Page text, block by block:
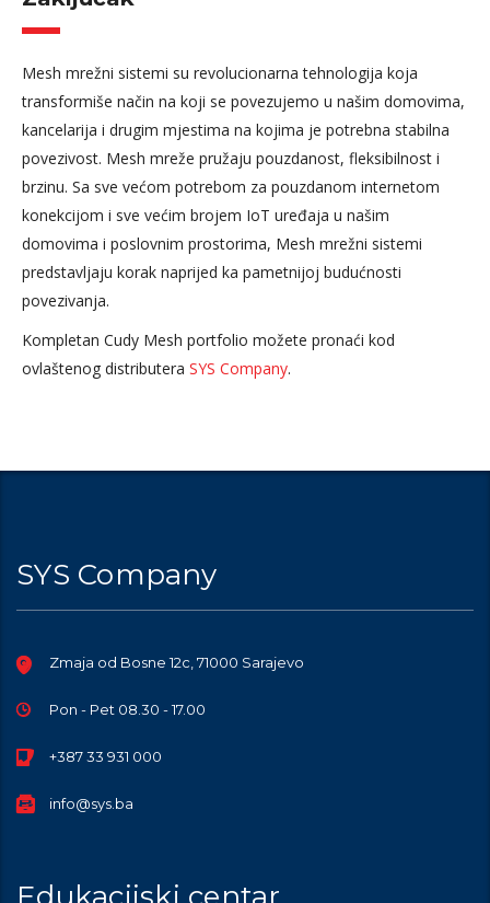
Mesh mrežni sistemi su revolucionarna tehnologija koja
transformiše način na koji se povezujemo u našim domovima,
kancelarija i drugim mjestima na kojima je potrebna stabilna
povezivost. Mesh mreže pružaju pouzdanost, fleksibilnost i
brzinu. Sa sve većom potrebom za pouzdanom internetom
konekcijom i sve većim brojem IoT uređaja u našim
domovima i poslovnim prostorima, Mesh mrežni sistemi
predstavljaju korak naprijed ka pametnijoj budućnosti
povezivanja.
Kompletan Cudy Mesh portfolio možete pronaći kod
ovlaštenog distributera SYS Company.
SYS Company
Zmaja od Bosne 12c, 71000 Sarajevo
Pon - Pet 08.30 - 17.00
+387 33 931 000
info@sys.ba